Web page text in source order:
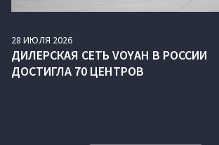
28 ИЮЛЯ 2026
ДИЛЕРСКАЯ СЕТЬ VOYAH В РОССИИ
ДОСТИГЛА 70 ЦЕНТРОВ